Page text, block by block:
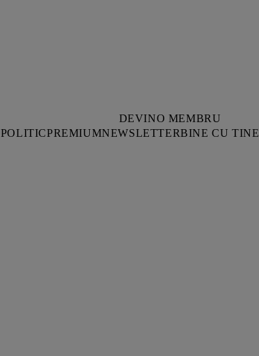
DEVINO MEMBRU
POLITICPREMIUMNEWSLETTERBINE CU TINE